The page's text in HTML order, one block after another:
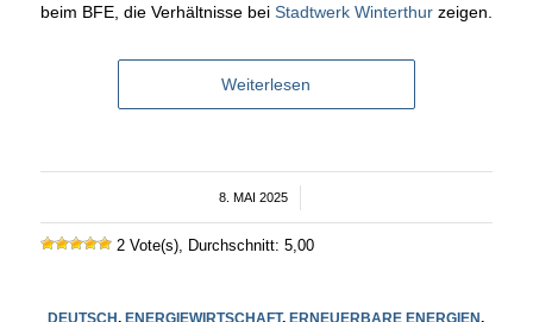
beim BFE, die Verhältnisse bei Stadtwerk Winterthurzeigen.
Weiterlesen
8. MAI 2025
/
2 Vote(s), Durchschnitt: 5,00
DEUTSCH, ENERGIEWIRTSCHAFT, ERNEUERBARE ENERGIEN,